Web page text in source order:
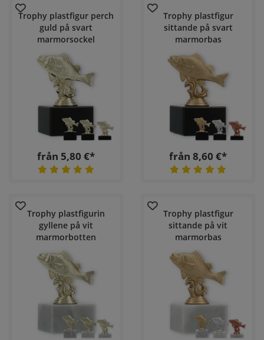
Trophy plastfigur perch
guld på svart
marmorsockel
från 5,80 €*
Trophy plastfigur
sittande på svart
marmorbas
från 8,60 €*
Trophy plastfigurin
gyllene på vit
marmorbotten
Trophy plastfigur
sittande på vit
marmorbas